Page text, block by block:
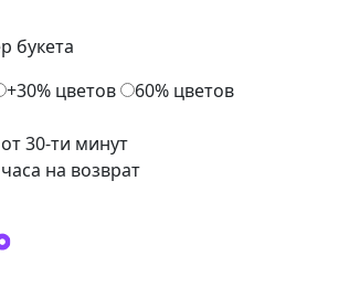
букета
+30% цветов
60% цветов
30-ти минут
на возврат